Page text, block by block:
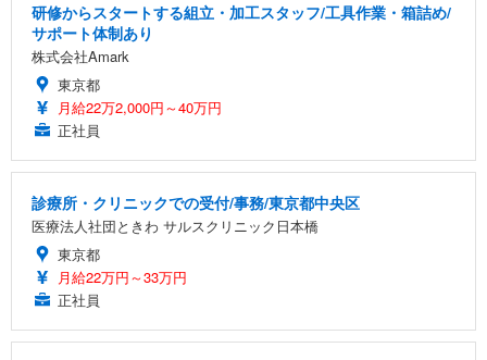
研修からスタートする組立・加工スタッフ/工具作業・箱詰め/
サポート体制あり
株式会社Amark
東京都
月給22万2,000円～40万円
正社員
診療所・クリニックでの受付/事務/東京都中央区
医療法人社団ときわ サルスクリニック日本橋
東京都
月給22万円～33万円
正社員